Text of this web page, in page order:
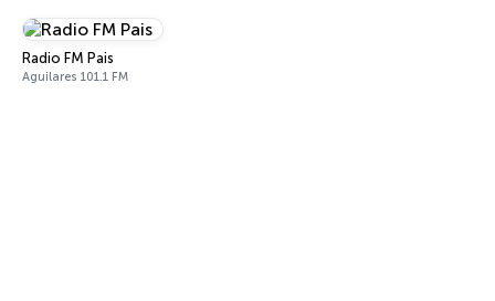
Radio FM Pais
Aguilares 101.1 FM